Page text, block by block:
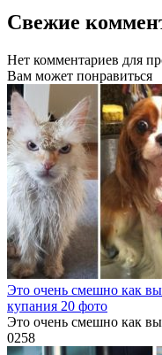
Свежие
Нет комментариев для
Вам может понравиться
Это очень смешно как
купания 20 фото
Это очень смешно как
0258